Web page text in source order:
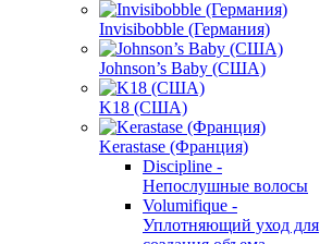
Invisibobble (Германия)
Johnson’s Baby (США)
K18 (США)
Kerastase (Франция)
Discipline -
Непослушные волосы
Volumifique -
Уплотняющий уход для